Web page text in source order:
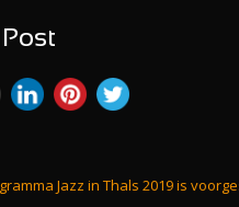
Jazz in Thals 2019 is